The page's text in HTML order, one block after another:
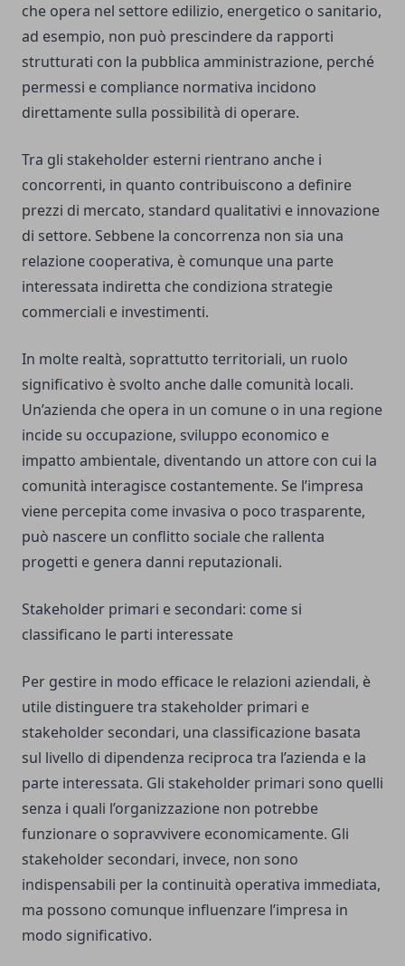
che opera nel settore edilizio, energetico o sanitario,
ad esempio, non può prescindere da rapporti
strutturati con la pubblica amministrazione, perché
permessi e compliance normativa incidono
direttamente sulla possibilità di operare.
Tra gli stakeholder esterni rientrano anche i
concorrenti, in quanto contribuiscono a definire
prezzi di mercato, standard qualitativi e innovazione
di settore. Sebbene la concorrenza non sia una
relazione cooperativa, è comunque una parte
interessata indiretta che condiziona strategie
commerciali e investimenti.
In molte realtà, soprattutto territoriali, un ruolo
significativo è svolto anche dalle comunità locali.
Un’azienda che opera in un comune o in una regione
incide su occupazione, sviluppo economico e
impatto ambientale, diventando un attore con cui la
comunità interagisce costantemente. Se l’impresa
viene percepita come invasiva o poco trasparente,
può nascere un conflitto sociale che rallenta
progetti e genera danni reputazionali.
Stakeholder primari e secondari: come si
classificano le parti interessate
Per gestire in modo efficace le relazioni aziendali, è
utile distinguere tra stakeholder primari e
stakeholder secondari, una classificazione basata
sul livello di dipendenza reciproca tra l’azienda e la
parte interessata. Gli stakeholder primari sono quelli
senza i quali l’organizzazione non potrebbe
funzionare o sopravvivere economicamente. Gli
stakeholder secondari, invece, non sono
indispensabili per la continuità operativa immediata,
ma possono comunque influenzare l’impresa in
modo significativo.